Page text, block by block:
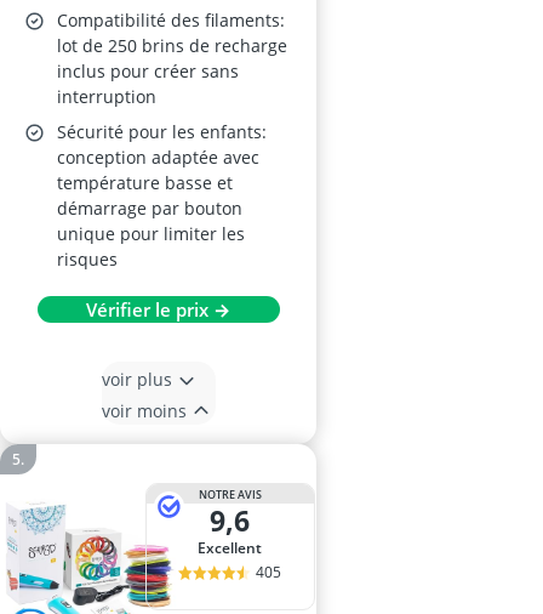
Compatibilité des filaments:
lot de 250 brins de recharge
inclus pour créer sans
interruption
Sécurité pour les enfants:
conception adaptée avec
température basse et
démarrage par bouton
unique pour limiter les
risques
Vérifier le prix →
voir plus
voir moins
NOTRE AVIS
9,6
Excellent
405